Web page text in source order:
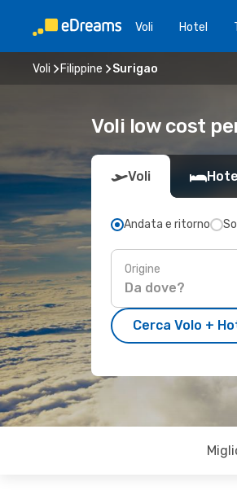
Voli Hotel
Voli Filippine Surigao
Voli low cost
Voli
Andata e ritorno
Origine
Cerca Volo +